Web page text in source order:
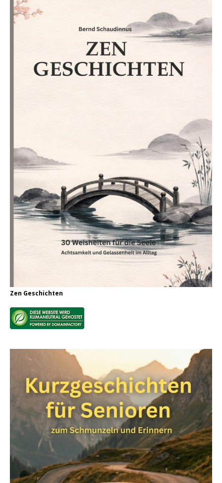
Zen Geschichten